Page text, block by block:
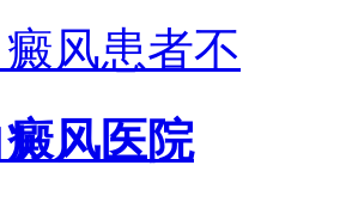
风患者不
风医院